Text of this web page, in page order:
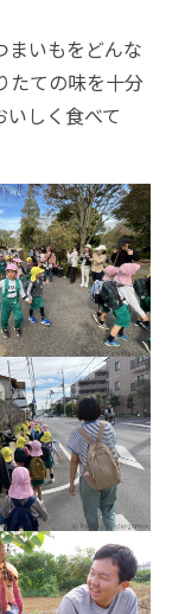
まいもをどんな
たての味を十分
しく食べて